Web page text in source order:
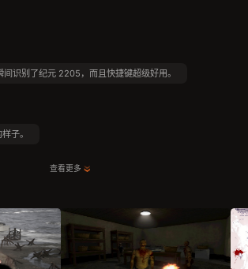
识别了纪元 2205，而且快捷键超级好用。
子。
查看更多